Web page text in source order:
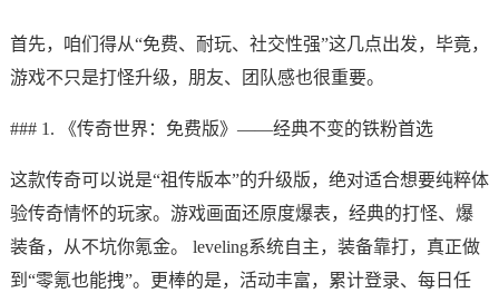
首先，咱们得从“免费、耐玩、社交性强”这几点出发，毕竟，
游戏不只是打怪升级，朋友、团队感也很重要。
### 1. 《传奇世界：免费版》——经典不变的铁粉首选
这款传奇可以说是“祖传版本”的升级版，绝对适合想要纯粹体
验传奇情怀的玩家。游戏画面还原度爆表，经典的打怪、爆
装备，从不坑你氪金。 leveling系统自主，装备靠打，真正做
到“零氪也能拽”。更棒的是，活动丰富，累计登录、每日任